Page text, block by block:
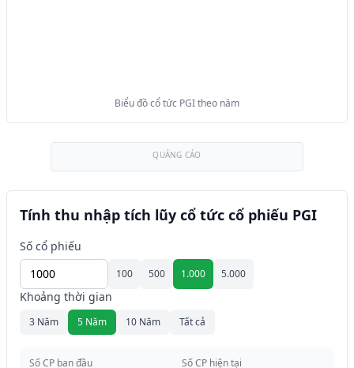
Biểu đồ cổ tức PGI theo năm
QUẢNG CÁO
Tính thu nhập tích lũy cổ tức cổ phiếu PGI
Số cổ phiếu
100 500 1.000 5.000
Khoảng thời gian
3 Năm 5 Năm 10 Năm Tất cả
Số CP ban đầu Số CP hiện tại